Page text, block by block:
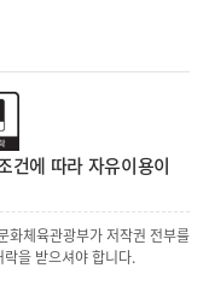
건에 따라 자유이용이
화체육관광부가 저작권 전부를
을 받으셔야 합니다.